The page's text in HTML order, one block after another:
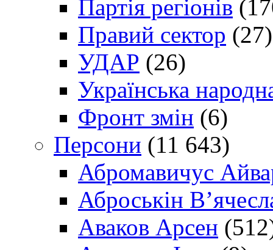
Партія регіонів
Правий сектор (27)
УДАР (26)
Українська
Фронт змін (6)
Персони (11 643)
Абромавичус
Аброськін
Аваков Арсен